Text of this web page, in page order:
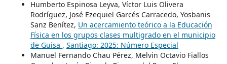
Humberto Espinosa Leyva, Víctor Luis Olivera
Rodríguez, José Ezequiel Garcés Carracedo, Yosbanis
Sanz Benítez, Un acercamiento teórico a la Educación
Física en los grupos clases multigrado en el municipio
de Guisa , Santiago: 2025: Número Especial
Manuel Fernando Chau Pérez, Melvin Octavio Fiallos